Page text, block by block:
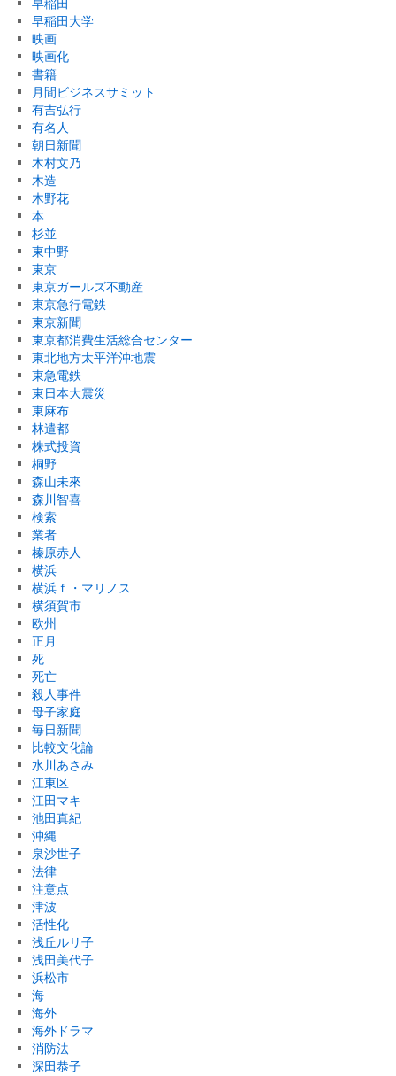
早稲田大学
映画
映画化
書籍
月間ビジネスサミット
有吉弘行
有名人
朝日新聞
木村文乃
木造
木野花
本
杉並
東中野
東京
東京ガールズ不動産
東京急行電鉄
東京新聞
東京都消費生活総合センター
東北地方太平洋沖地震
東急電鉄
東日本大震災
東麻布
林遣都
株式投資
桐野
森山未來
森川智喜
検索
業者
榛原赤人
横浜
横浜ｆ・マリノス
横須賀市
欧州
正月
死
死亡
殺人事件
母子家庭
毎日新聞
比較文化論
水川あさみ
江東区
江田マキ
池田真紀
沖縄
泉沙世子
法律
注意点
津波
活性化
浅丘ルリ子
浅田美代子
浜松市
海
海外
海外ドラマ
消防法
深田恭子